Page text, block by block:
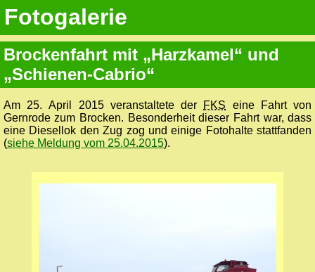
Fotogalerie
Brockenfahrt mit „Harzkamel“ und
„Schienen-Cabrio“
Am 25. April 2015 veranstaltete der FKS eine Fahrt von
Gernrode zum Brocken. Besonderheit dieser Fahrt war, dass
eine Diesellok den Zug zog und einige Fotohalte stattfanden
(siehe Meldung vom 25.04.2015).